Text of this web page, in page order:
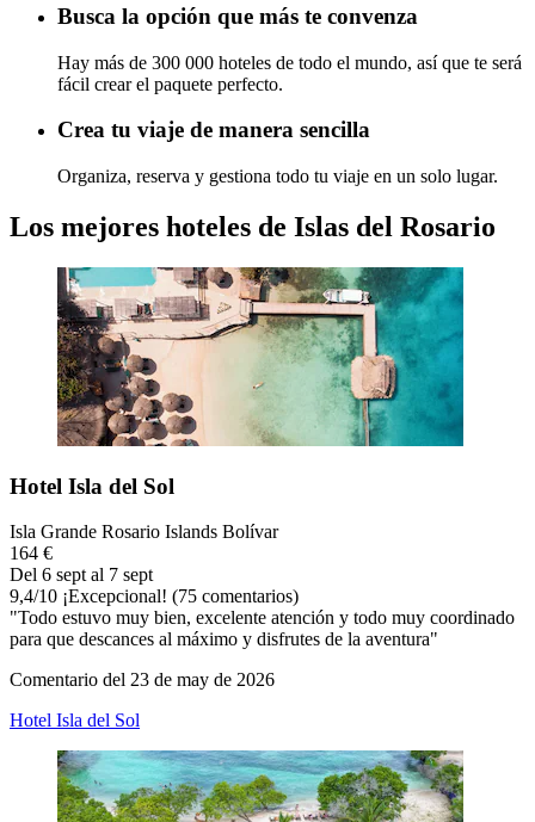
Busca la opción que más te convenza
Hay más de 300 000 hoteles de todo el mundo, así que te será
fácil crear el paquete perfecto.
Crea tu viaje de manera sencilla
Organiza, reserva y gestiona todo tu viaje en un solo lugar.
Los mejores hoteles de Islas del Rosario
Hotel Isla del Sol
Isla Grande Rosario Islands Bolívar
164 €
Del 6 sept al 7 sept
9,4/10 ¡Excepcional! (75 comentarios)
"Todo estuvo muy bien, excelente atención y todo muy coordinado
para que descances al máximo y disfrutes de la aventura"
Comentario del 23 de may de 2026
Hotel Isla del Sol